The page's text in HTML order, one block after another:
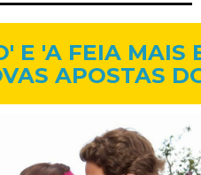
E 'A FEIA MAIS
APOSTAS